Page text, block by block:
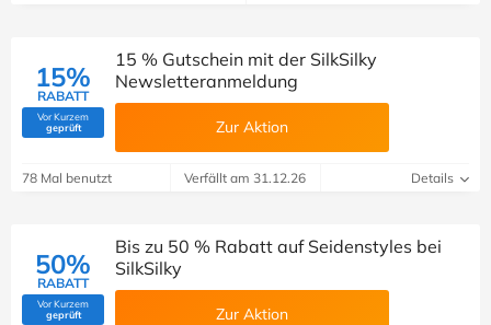
15%
RABATT
Vor Kurzem
geprüft(Von Savoo geprüft)
15 % Gutschein mit der SilkSilky
Newsletteranmeldung
Zur Aktion
78 Mal benutzt Verfällt am 31.12.26 Details
50%
RABATT
Vor Kurzem
geprüft(Von Savoo geprüft)
Bis zu 50 % Rabatt auf Seidenstyles bei
SilkSilky
Zur Aktion